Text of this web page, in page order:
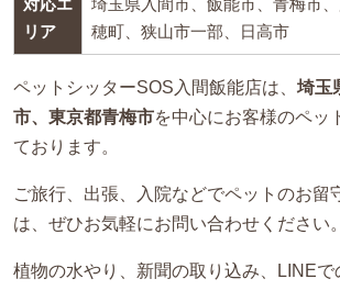
対応エ
リア
埼玉県入間市、飯能市、青梅市
穂町、狭山市一部、日高市
ペットシッターSOS入間飯能店は、 埼玉
市、東京都青梅市を中心にお客様のペッ
ております。
ご旅行、出張、入院などでペットのお留
は、ぜひお気軽にお問い合わせください。
植物の水やり、新聞の取り込み、LINE